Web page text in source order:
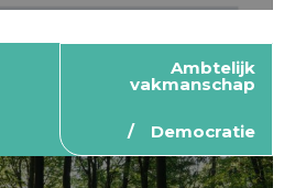
Ambtelijk
vakmanschap
Democratie